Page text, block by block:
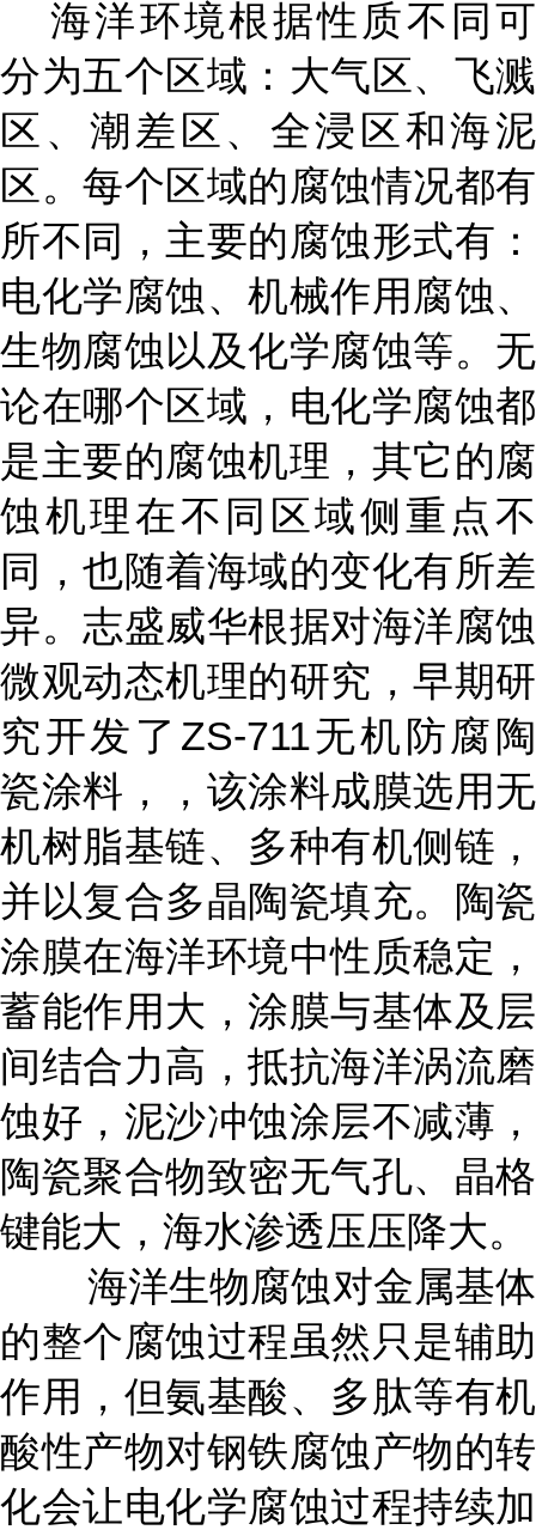
海洋环境根据性质不同可
分为五个区域：大气区、飞溅
区、潮差区、全浸区和海泥
区。每个区域的腐蚀情况都有
所不同，主要的腐蚀形式有：
电化学腐蚀、机械作用腐蚀、
生物腐蚀以及化学腐蚀等。无
论在哪个区域，电化学腐蚀都
是主要的腐蚀机理，其它的腐
蚀机理在不同区域侧重点不
同，也随着海域的变化有所差
异。志盛威华根据对海洋腐蚀
微观动态机理的研究，早期研
究开发了 ZS-711无机防腐陶
瓷涂料，，该涂料成膜选用无
机树脂基链、多种有机侧链，
并以复合多晶陶瓷填充。陶瓷
涂膜在海洋环境中性质稳定，
蓄能作用大，涂膜与基体及层
间结合力高，抵抗海洋涡流磨
蚀好，泥沙冲蚀涂层不减薄，
陶瓷聚合物致密无气孔、晶格
键能大，海水渗透压压降大。
海洋生物腐蚀对金属基体
的整个腐蚀过程虽然只是辅助
作用，但氨基酸、多肽等有机
酸性产物对钢铁腐蚀产物的转
化会让电化学腐蚀过程持续加